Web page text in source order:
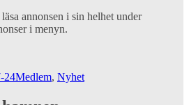
annonsen i sin helhet under
i menyn.
24Medlem, Nyhet